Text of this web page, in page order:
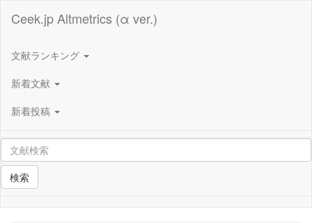
Ceek.jp Altmetrics (α ver.)
文献ランキング
新着文献
新着投稿
検索